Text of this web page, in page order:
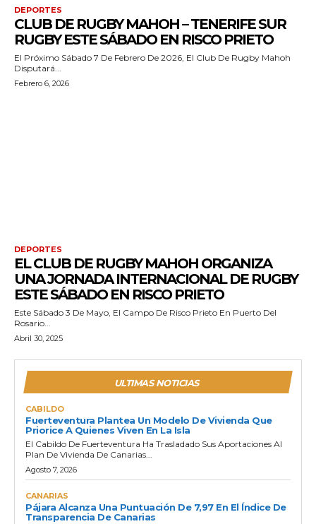
DEPORTES
CLUB DE RUGBY MAHOH – TENERIFE SUR
RUGBY ESTE SÁBADO EN RISCO PRIETO
El Próximo Sábado 7 De Febrero De 2026, El Club De Rugby Mahoh
Disputará...
Febrero 6, 2026
DEPORTES
EL CLUB DE RUGBY MAHOH ORGANIZA
UNA JORNADA INTERNACIONAL DE RUGBY
ESTE SÁBADO EN RISCO PRIETO
Este Sábado 3 De Mayo, El Campo De Risco Prieto En Puerto Del
Rosario...
Abril 30, 2025
ULTIMAS NOTICIAS
CABILDO
Fuerteventura Plantea Un Modelo De Vivienda Que
Priorice A Quienes Viven En La Isla
El Cabildo De Fuerteventura Ha Trasladado Sus Aportaciones Al
Plan De Vivienda De Canarias...
Agosto 7, 2026
CANARIAS
Pájara Alcanza Una Puntuación De 7,97 En El Índice De
Transparencia De Canarias